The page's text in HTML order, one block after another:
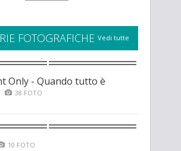
FOTOGRAFICHE Vedi tutte
Only - Quando tutto è
38 FOTO
10 FOTO